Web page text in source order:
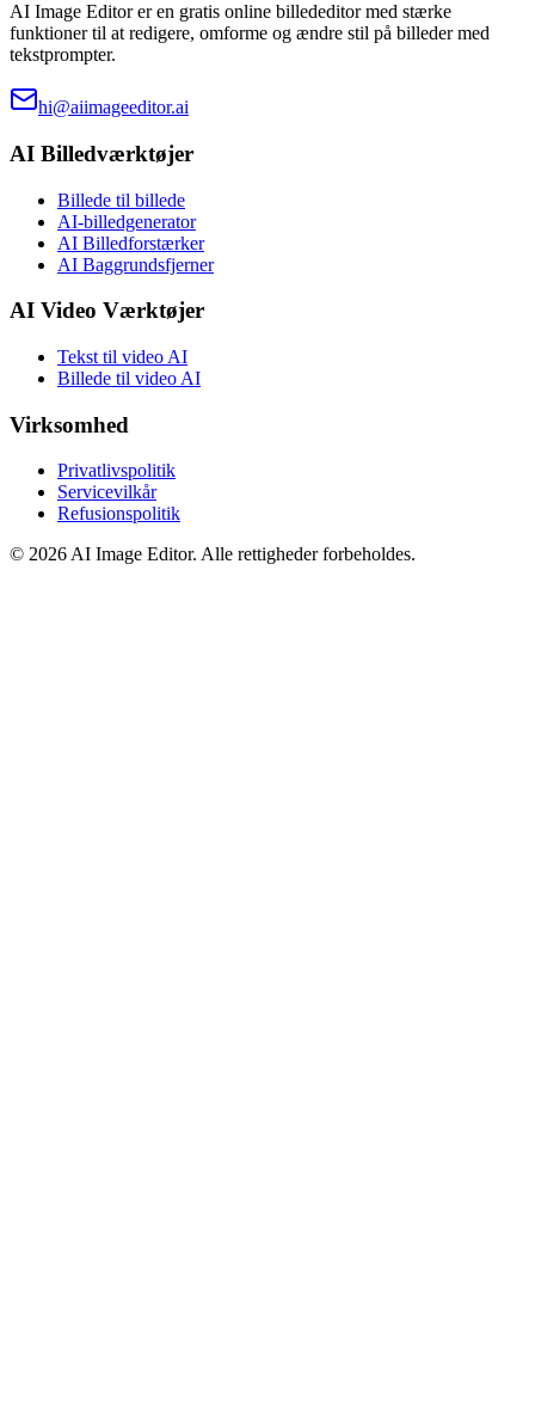
AI Image Editor er en gratis online billededitor med stærke
funktioner til at redigere, omforme og ændre stil på billeder med
tekstprompter.
hi@aiimageeditor.ai
AI Billedværktøjer
Billede til billede
AI-billedgenerator
AI Billedforstærker
AI Baggrundsfjerner
AI Video Værktøjer
Tekst til video AI
Billede til video AI
Virksomhed
Privatlivspolitik
Servicevilkår
Refusionspolitik
© 2026AI Image Editor. Alle rettigheder forbeholdes.